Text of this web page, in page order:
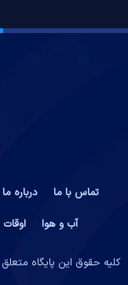
تماس با ما درباره ما
آب و هوا
کلیه حقوق این پایگاه متعلق